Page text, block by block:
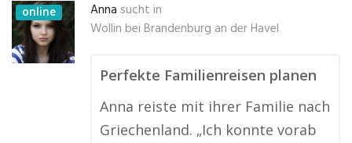
online Anna sucht in
Wollin bei Brandenburg an der Havel
Perfekte Familienreisen planen
Anna reiste mit ihrer Familie nach
Griechenland. „Ich konnte vorab